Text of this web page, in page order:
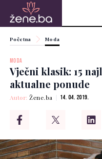
Početna Moda
MODA
Vječni klasik: 15
aktualne ponude
Autor:Žene.ba 14. 04. 2019.